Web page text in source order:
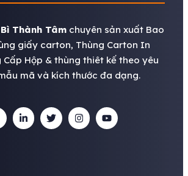
Thành Tâm chuyên sản xuất Bao
giấy carton, Thùng Carton In
Cấp Hộp & thùng thiêt kế theo yêu
mã và kích thước đa dạng.